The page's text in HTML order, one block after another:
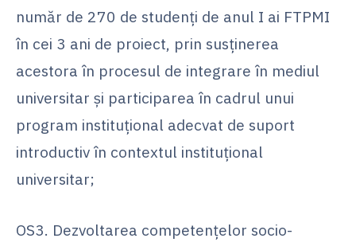
număr de 270 de studenți de anul I ai FTPMI
în cei 3 ani de proiect, prin susținerea
acestora în procesul de integrare în mediul
universitar și participarea în cadrul unui
program instituțional adecvat de suport
introductiv în contextul instituțional
universitar;
OS3. Dezvoltarea competențelor socio-